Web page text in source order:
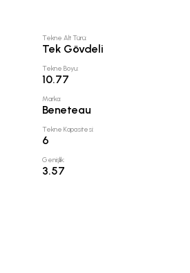
Tekne Alt Türü:
Tek Gövdeli
Tekne Boyu:
10.77
Marka:
Beneteau
Tekne Kapasitesi:
6
Genişlik:
3.57